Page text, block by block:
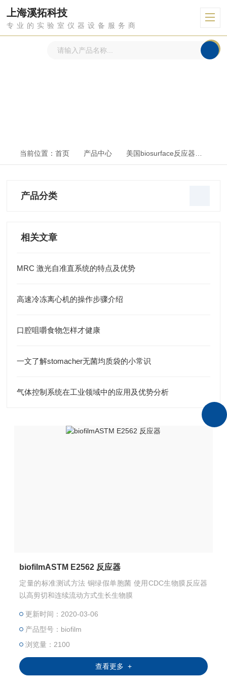
上海溪拓科技
专业的实验室仪器设备服务商
当前位置： 首页 产品中心 美国biosurface反应器
产品分类
相关文章
MRC 激光自准直系统的特点及优势
高速冷冻离心机的操作步骤介绍
口腔咀嚼食物怎样才健康
一文了解stomacher无菌均质袋的小常识
气体控制系统在工业领域中的应用及优势分析
biofilmASTM E2562 反应器
定量的标准测试方法 铜绿假单胞菌 使用CDC生物膜反应器
以高剪切和连续流动方式生长生物膜
更新时间：2020-03-06
产品型号：biofilm
浏览量：2100
查看更多 +